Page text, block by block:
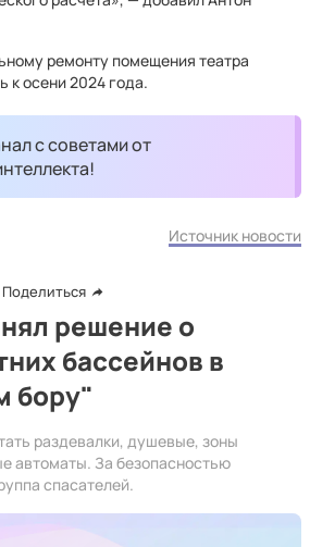
ремонту помещения театра
к осени 2024 года.
с советами от
Источник новости
Поделиться
решение о
бассейнов в
бору"
раздевалки, душевые, зоны
автоматы. За безопасностью
спасателей.